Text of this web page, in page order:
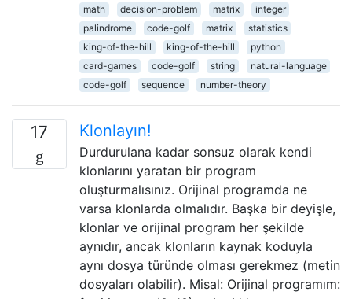
math
decision-problem matrix
integer
palindrome
code-golf matrix
statistics
king-of-the-hill
king-of-the-hill
python
card-games
code-golf string
natural-language
code-golf
sequence number-theory
17 Klonlayın!
Durdurulana kadar sonsuz olarak kendi
klonlarını yaratan bir program
oluşturmalısınız. Orijinal programda ne
varsa klonlarda olmalıdır. Başka bir deyişle,
klonlar ve orijinal program her şekilde
aynıdır, ancak klonların kaynak koduyla
aynı dosya türünde olması gerekmez (metin
dosyaları olabilir). Misal: Orijinal programım: